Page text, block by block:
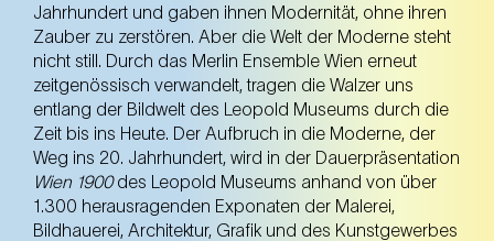
Jahrhundert und gaben ihnen Modernität, ohne ihren
Zauber zu zerstören. Aber die Welt der Moderne steht
nicht still. Durch das Merlin Ensemble Wien erneut
zeitgenössisch verwandelt, tragen die Walzer uns
entlang der Bildwelt des Leopold Museums durch die
Zeit bis ins Heute. Der Aufbruch in die Moderne, der
Weg ins 20. Jahrhundert, wird in der Dauerpräsentation
Wien 1900des Leopold Museums anhand von über
1.300 herausragenden Exponaten der Malerei,
Bildhauerei, Architektur, Grafik und des Kunstgewerbes